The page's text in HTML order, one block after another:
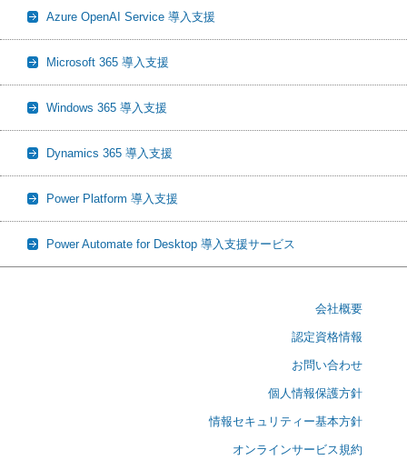
Azure OpenAI Service 導入支援
Microsoft 365 導入支援
Windows 365 導入支援
Dynamics 365 導入支援
Power Platform 導入支援
Power Automate for Desktop 導入支援サービス
会社概要
認定資格情報
お問い合わせ
個人情報保護方針
情報セキュリティー基本方針
オンラインサービス規約